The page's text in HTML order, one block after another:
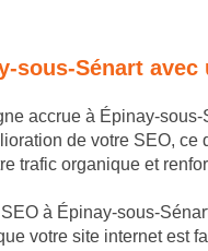
sous-Sénart
accrue à Épinay-
de votre SEO,
trafic organique et
à Épinay-sous-
votre site internet est